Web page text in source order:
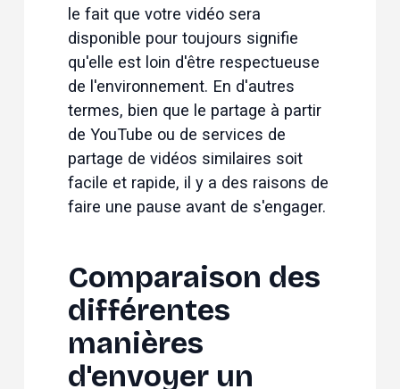
le fait que votre vidéo sera
disponible pour toujours signifie
qu'elle est loin d'être respectueuse
de l'environnement. En d'autres
termes, bien que le partage à partir
de YouTube ou de services de
partage de vidéos similaires soit
facile et rapide, il y a des raisons de
faire une pause avant de s'engager.
Comparaison des
différentes
manières
d'envoyer un